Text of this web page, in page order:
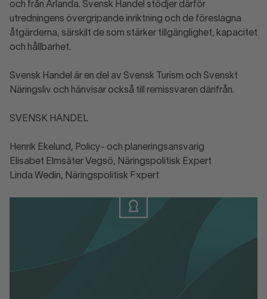
och från Arlanda. Svensk Handel stödjer därför
utredningens övergripande inriktning och de föreslagna
åtgärderna, särskilt de som stärker tillgänglighet, kapacitet
och hållbarhet.
Svensk Handel är en del av Svensk Turism och Svenskt
Näringsliv och hänvisar också till remissvaren därifrån.
SVENSK HANDEL
Henrik Ekelund, Policy- och planeringsansvarig
Elisabet Elmsäter Vegsö, Näringspolitisk Expert
Linda Wedin, Näringspolitisk Expert